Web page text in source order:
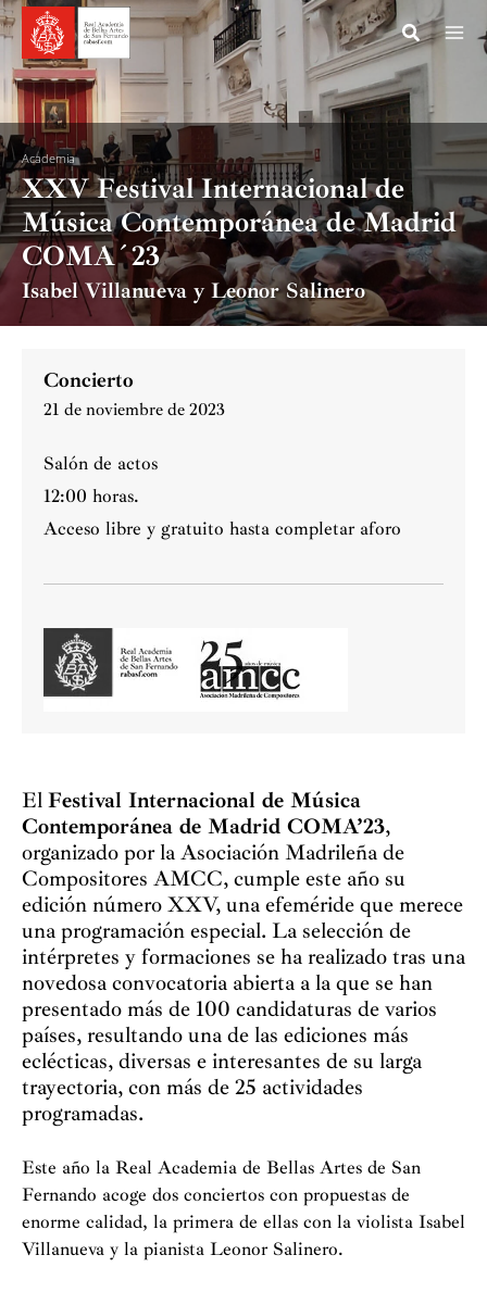
Ir
al
contenido
Academia
XXV Festival Internacional de
Música Contemporánea de Madrid
COMA´23
Isabel Villanueva y Leonor Salinero
Concierto
21 de noviembre de 2023
Salón de actos
12:00 horas.
Acceso libre y gratuito hasta completar aforo
El Festival Internacional de Música
Contemporánea de Madrid COMA’23,
organizado por la Asociación Madrileña de
Compositores AMCC, cumple este año su
edición número XXV, una efeméride que merece
una programación especial. La selección de
intérpretes y formaciones se ha realizado tras una
novedosa convocatoria abierta a la que se han
presentado más de 100 candidaturas de varios
países, resultando una de las ediciones más
eclécticas, diversas e interesantes de su larga
trayectoria, con más de 25 actividades
programadas.
Este año la Real Academia de Bellas Artes de San
Fernando acoge dos conciertos con propuestas de
enorme calidad, la primera de ellas con la violista Isabel
Villanueva y la pianista Leonor Salinero.